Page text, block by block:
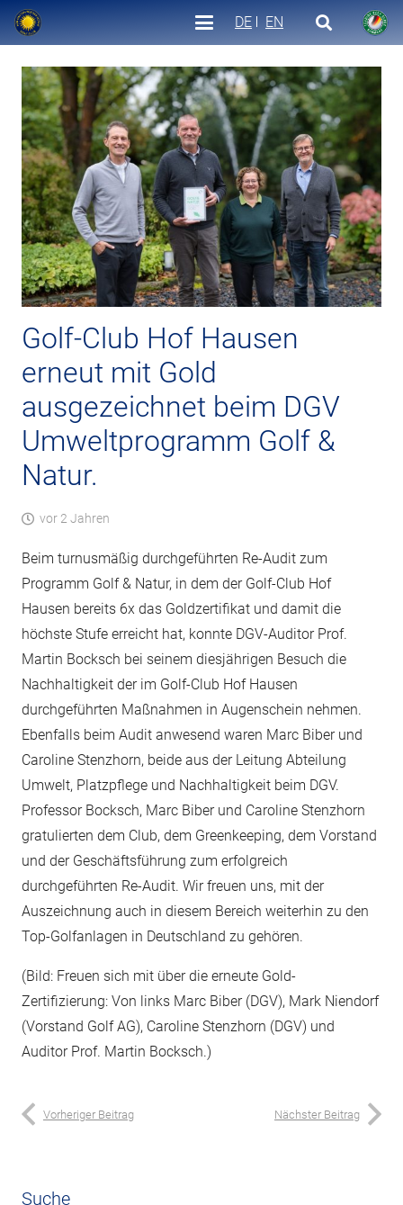
DE EN
Golf-Club Hof Hausen
erneut mit Gold
ausgezeichnet beim DGV
Umweltprogramm Golf &
Natur.
vor 2 Jahren
Beim turnusmäßig durchgeführten Re-Audit zum
Programm Golf & Natur, in dem der Golf-Club Hof
Hausen bereits 6x das Goldzertifikat und damit die
höchste Stufe erreicht hat, konnte DGV-Auditor Prof.
Martin Bocksch bei seinem diesjährigen Besuch die
Nachhaltigkeit der im Golf-Club Hof Hausen
durchgeführten Maßnahmen in Augenschein nehmen.
Ebenfalls beim Audit anwesend waren Marc Biber und
Caroline Stenzhorn, beide aus der Leitung Abteilung
Umwelt, Platzpflege und Nachhaltigkeit beim DGV.
Professor Bocksch, Marc Biber und Caroline Stenzhorn
gratulierten dem Club, dem Greenkeeping, dem Vorstand
und der Geschäftsführung zum erfolgreich
durchgeführten Re-Audit. Wir freuen uns, mit der
Auszeichnung auch in diesem Bereich weiterhin zu den
Top-Golfanlagen in Deutschland zu gehören.
(Bild: Freuen sich mit über die erneute Gold-
Zertifizierung: Von links Marc Biber (DGV), Mark Niendorf
(Vorstand Golf AG), Caroline Stenzhorn (DGV) und
Auditor Prof. Martin Bocksch.)
Vorheriger Beitrag Nächster Beitrag
Suche